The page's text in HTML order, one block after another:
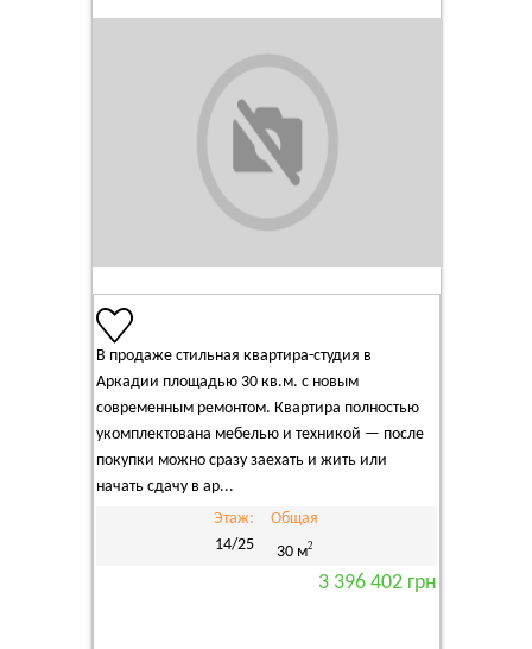
В продаже стильная квартира-студия в
Аркадии площадью 30 кв.м. с новым
современным ремонтом. Квартира полностью
укомплектована мебелью и техникой — после
покупки можно сразу заехать и жить или
начать сдачу в ар...
Этаж:
14/25
Общая
30 м2
3 396 402 грн